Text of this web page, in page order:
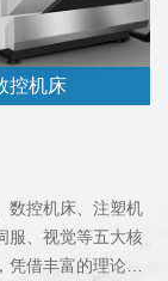
控机床
数控机床、注塑机
服、视觉等五大核
借丰富的理论与